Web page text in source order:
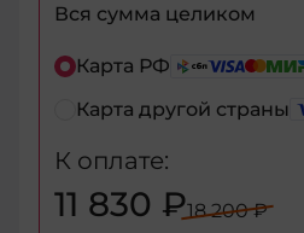
+7
+7
+375
Вся сумма целиком
Карта РФ
Карта другой страны
К оплате:
11 830 ₽18 200 ₽